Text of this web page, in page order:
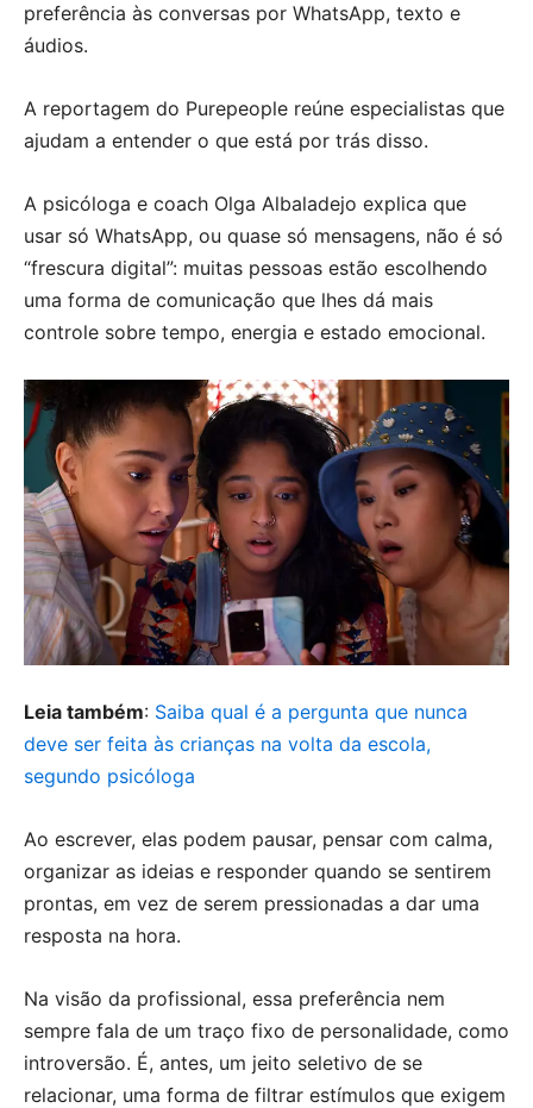
preferência às conversas por WhatsApp, texto e
áudios.
A reportagem do Purepeople reúne especialistas que
ajudam a entender o que está por trás disso.
A psicóloga e coach Olga Albaladejo explica que
usar só WhatsApp, ou quase só mensagens, não é só
“frescura digital”: muitas pessoas estão escolhendo
uma forma de comunicação que lhes dá mais
controle sobre tempo, energia e estado emocional.
Leia também: Saiba qual é a pergunta que nunca
deve ser feita às crianças na volta da escola,
segundo psicóloga
Ao escrever, elas podem pausar, pensar com calma,
organizar as ideias e responder quando se sentirem
prontas, em vez de serem pressionadas a dar uma
resposta na hora.
Na visão da profissional, essa preferência nem
sempre fala de um traço fixo de personalidade, como
introversão. É, antes, um jeito seletivo de se
relacionar, uma forma de filtrar estímulos que exigem